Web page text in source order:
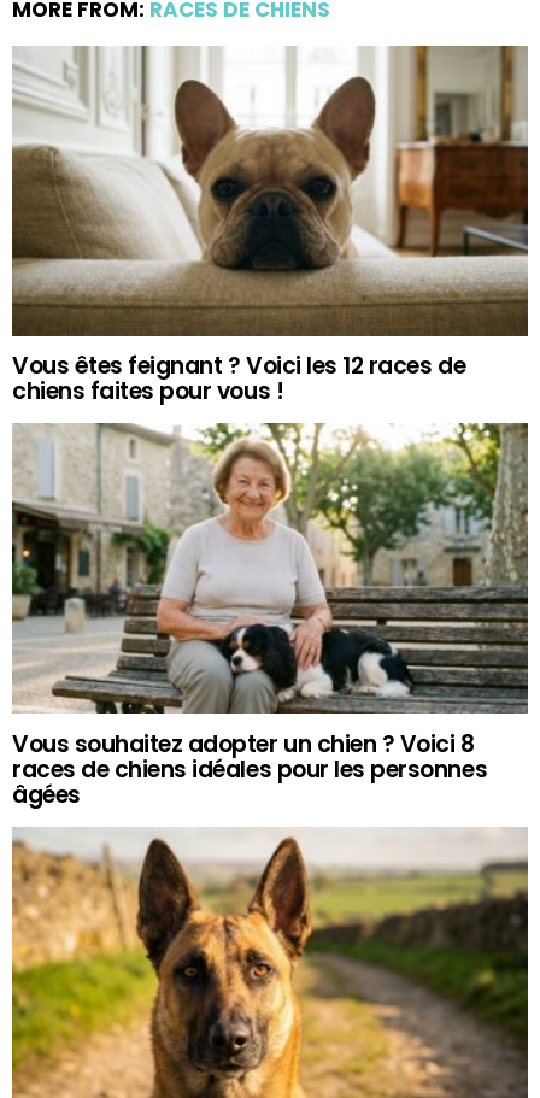
MORE FROM: RACES DE CHIENS
Vous êtes feignant ? Voici les 12 races de
chiens faites pour vous !
Vous souhaitez adopter un chien ? Voici 8
races de chiens idéales pour les personnes
âgées